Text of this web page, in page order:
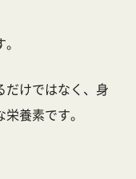
だけではなく、身
養素です。